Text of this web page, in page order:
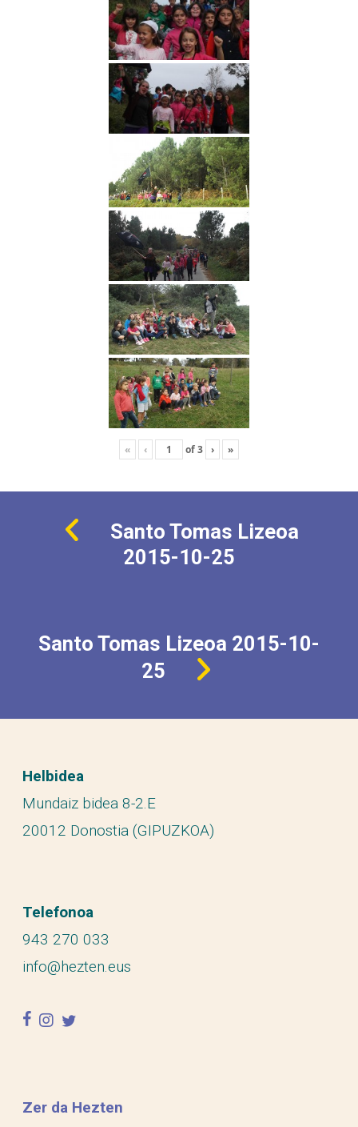
« ‹ of3 › »
Santo Tomas Lizeoa
2015-10-25
Santo Tomas Lizeoa 2015-10-
25
Helbidea
Mundaiz bidea 8-2.E
20012 Donostia (GIPUZKOA)
Telefonoa
943 270 033
info@hezten.eus
facebook
instagram
twitter
Zer da Hezten